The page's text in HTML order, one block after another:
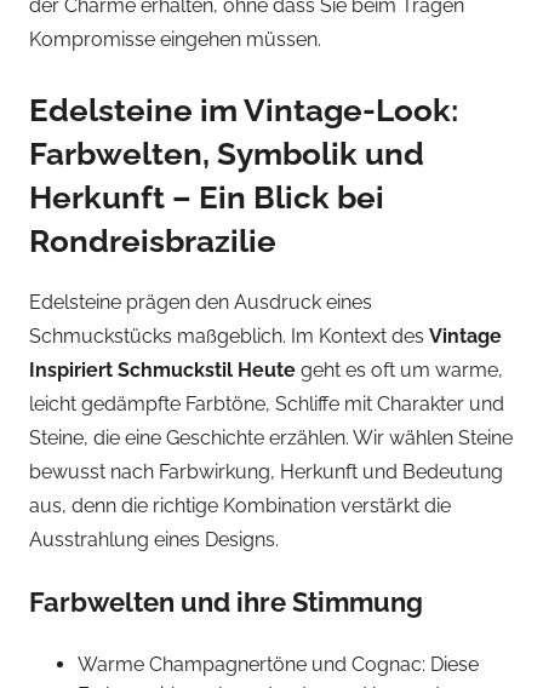
der Charme erhalten, ohne dass Sie beim Tragen
Kompromisse eingehen müssen.
Edelsteine im Vintage-Look:
Farbwelten, Symbolik und
Herkunft – Ein Blick bei
Rondreisbrazilie
Edelsteine prägen den Ausdruck eines
Schmuckstücks maßgeblich. Im Kontext des Vintage
Inspiriert Schmuckstil Heute geht es oft um warme,
leicht gedämpfte Farbtöne, Schliffe mit Charakter und
Steine, die eine Geschichte erzählen. Wir wählen Steine
bewusst nach Farbwirkung, Herkunft und Bedeutung
aus, denn die richtige Kombination verstärkt die
Ausstrahlung eines Designs.
Farbwelten und ihre Stimmung
Warme Champagnertöne und Cognac: Diese